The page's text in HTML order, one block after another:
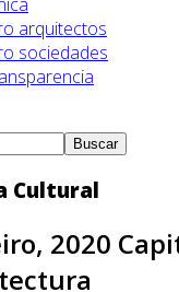
arquitectos
sociedades
Buscar
Cultural
2020